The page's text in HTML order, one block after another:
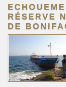
RÉSERVE
DE